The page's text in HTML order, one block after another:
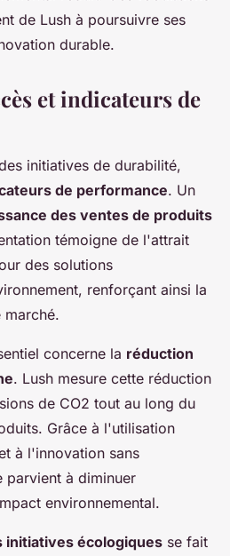
de Lush à poursuivre ses
durable.
et indicateurs de
initiatives de durabilité,
de performance. Un
des ventes de produits
témoigne de l'attrait
des solutions
renforçant ainsi la
marché.
concerne la réduction
. Lush mesure cette réduction
de CO2 tout au long du
Grâce à l'utilisation
à l'innovation sans
parvient à diminuer
environnemental.
initiatives écologiques se fait